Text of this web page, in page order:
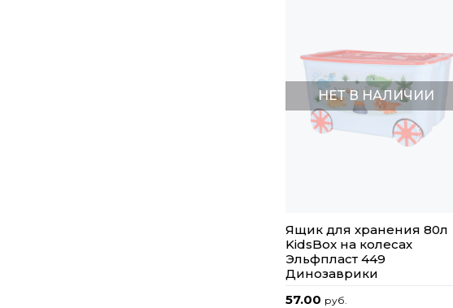
НЕТ В НАЛИЧИИ
Ящик для хранения 80л
KidsBox на колесах
Эльфпласт 449
Динозаврики
57.00 руб.